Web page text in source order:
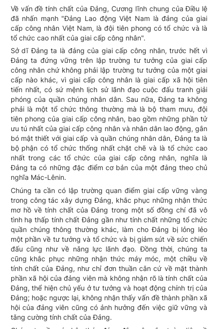
Về vấn đề tính chất của Đảng, Cương lĩnh chung của Điều lệ
đã nhấn mạnh "Đảng Lao động Việt Nam là đảng của giai
cấp công nhân Việt Nam, là đội tiên phong có tổ chức và là
tổ chức cao nhất của giai cấp công nhân".
Sở dĩ Đảng ta là đảng của giai cấp công nhân, trước hết vì
Đảng ta đứng vững trên lập trường tư tưởng của giai cấp
công nhân chứ không phải lập trường tư tưởng của một giai
cấp nào khác, vì giai cấp công nhân là giai cấp xã hội tiên
tiến nhất, có sứ mệnh lịch sử lãnh đạo cuộc đấu tranh giải
phóng của quần chúng nhân dân. Sau nữa, Đảng ta không
phải là một tổ chức thông thường mà là bộ tham mưu, đội
tiên phong của giai cấp công nhân, bao gồm những phần tử
ưu tú nhất của giai cấp công nhân và nhân dân lao động, gắn
bó mật thiết với giai cấp và quần chúng nhân dân, Đảng ta là
bộ phận có tổ chức thống nhất chặt chẽ và là tổ chức cao
nhất trong các tổ chức của giai cấp công nhân, nghĩa là
Đảng ta có những đặc điểm cơ bản của một đảng theo chủ
nghĩa Mác-Lênin.
Chúng ta cần có lập trường quan điểm giai cấp vững vàng
trong công tác xây dựng Đảng, khắc phục những nhận thức
mơ hồ về tính chất của Đảng trong một số đồng chí đã vô
tình hạ thấp tính chất Đảng gần như tính chất những tổ chức
quần chúng thông thường khác, làm cho Đảng bị lỏng lẻo
một phần về tư tưởng và tổ chức và bị giảm sút về sức chiến
đấu cũng như về nǎng lực lãnh đạo. Đồng thời, chúng ta
cũng khắc phục những nhận thức máy móc, một chiều về
tính chất của Đảng, như chỉ đơn thuần cǎn cứ về mặt thành
phần xã hội của đảng viên mà không nhận rõ là tính chất của
Đảng, thể hiện chủ yếu ở tư tưởng và hoạt động chính trị của
Đảng; hoặc ngược lại, không nhận thấy vấn đề thành phần xã
hội của đảng viên cũng có ảnh hưởng đến việc giữ vững và
tǎng cường tính chất của Đảng.